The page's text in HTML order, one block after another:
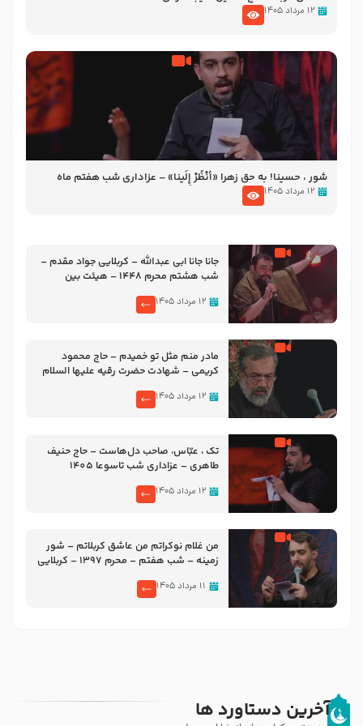
۱۲ مرداد ۱۴۰۵
شور ، حسینا! به‌ حق زهرا «أُنْظُرْ إِلَینا» – عزاداری شب هفتم ماه
محرّم 1405
۱۲ مرداد ۱۴۰۵
جانا جانا ابی عبدالله – کربلایی جواد مقدم –
شب هشتم محرم 1448 – هیئت بین
۱۲ مرداد ۱۴۰۵
مادر منم مثل تو خمیدم – حاج محمود
کریمی – شهادت حضرت رقیه علیها السلام
۱۲ مرداد ۱۴۰۵
تک ، عبّاس، صاحب دل‌هاست – حاج حنیف
طاهری – عزاداری شب تاسوعا 1405
۱۲ مرداد ۱۴۰۵
من غلام نوکراتم من عاشق کربلاتم – شور
زمینه – شب هفتم – محرم 1397 – کربلایی
۱۱ مرداد ۱۴۰۵
آخرین دستاورد ها